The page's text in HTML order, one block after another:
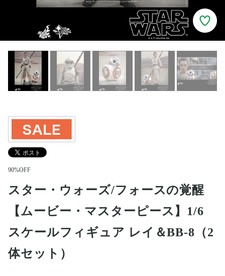
90%OFF
スター・ウォーズ/フォースの覚醒
【ムービー・マスターピース】1/6
スケールフィギュア レイ＆BB-8（2
体セット）